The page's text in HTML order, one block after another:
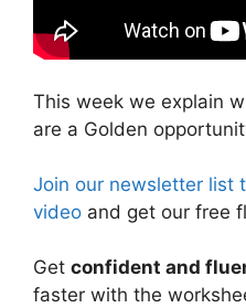
This week we explain
are a Golden
Join our newsletter list
video and get our free
Get confident and
faster with the